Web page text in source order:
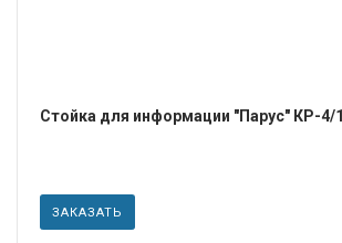
Стойка для информации "Парус" КР-4/1
ЗАКАЗАТЬ